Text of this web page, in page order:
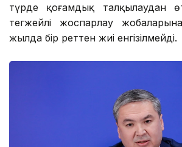
түрде қоғамдық талқылаудан
тегжейлі жоспарлау
жылда бір реттен жиі енгізілмейді.